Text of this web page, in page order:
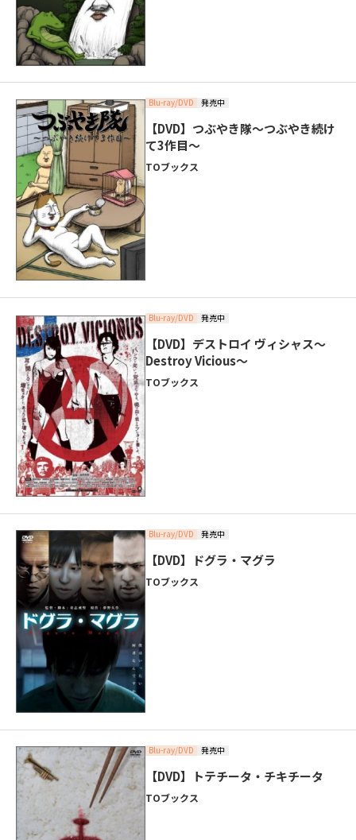
Blu-ray/DVD 発売中
【DVD】つぶやき隊～つぶやき続け
て3作目～
TOブックス
Blu-ray/DVD 発売中
【DVD】デストロイ ヴィシャス～
Destroy Vicious～
TOブックス
Blu-ray/DVD 発売中
【DVD】ドグラ・マグラ
TOブックス
Blu-ray/DVD 発売中
【DVD】トテチータ・チキチータ
TOブックス